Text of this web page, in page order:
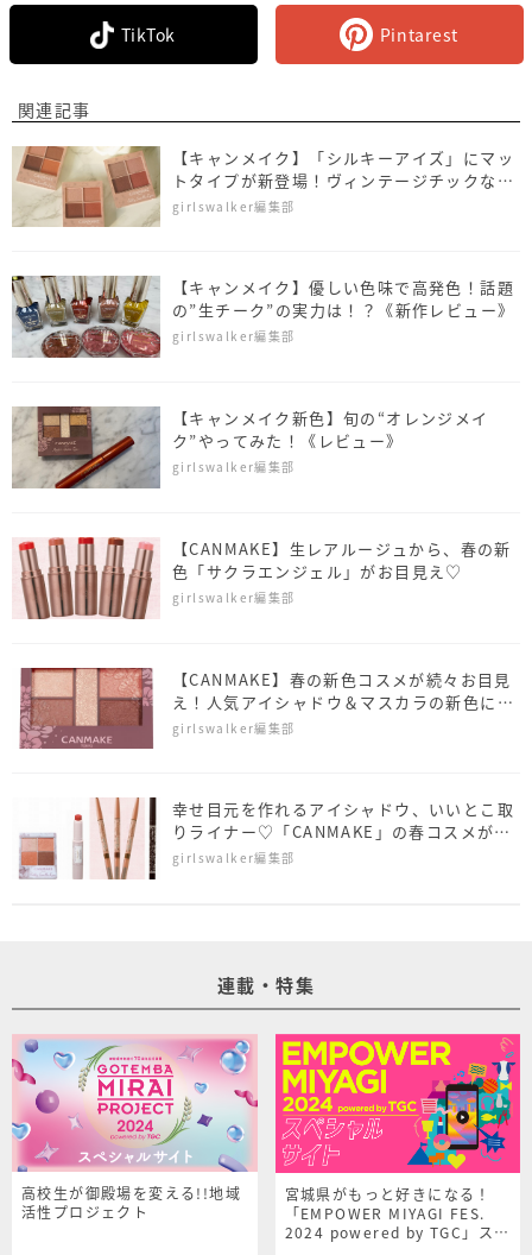
TikTok Pintarest
関連記事
【キャンメイク】「シルキーアイズ」にマッ
トタイプが新登場！ヴィンテージチックな花
柄モチーフにも注目♡
girlswalker編集部
【キャンメイク】優しい色味で高発色！話題
の”生チーク”の実力は！？《新作レビュー》
girlswalker編集部
【キャンメイク新色】旬の“オレンジメイ
ク”やってみた！《レビュー》
girlswalker編集部
【CANMAKE】生レアルージュから、春の新
色「サクラエンジェル」がお目見え♡
girlswalker編集部
【CANMAKE】春の新色コスメが続々お目見
え！人気アイシャドウ＆マスカラの新色にネ
イルの春限定色も
girlswalker編集部
幸せ目元を作れるアイシャドウ、いいとこ取
りライナー♡「CANMAKE」の春コスメが使
える
girlswalker編集部
連載・特集
高校生が御殿場を変える!!地域
活性プロジェクト
宮城県がもっと好きになる！
「EMPOWER MIYAGI FES.
2024 powered by TGC」スペ